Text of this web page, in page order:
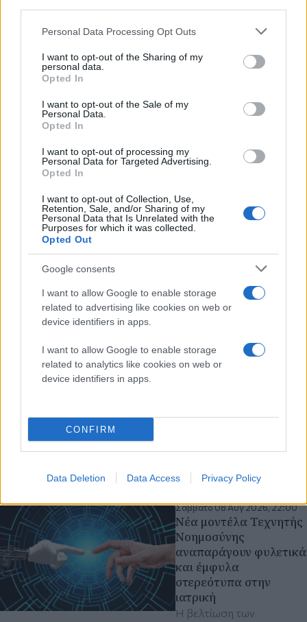
Please note that this website/app uses one or more Google
not limited to your visit or usage behaviour. You may click to
grant or deny consent to Google and its third-party tags to
use your data for below specified purposes in below Google
consent section.
Personal Data Processing Opt Outs
I want to opt-out of the Sharing of my
personal data.
Opted In
I want to opt-out of the Sale of my
Personal Data.
Opted In
I want to opt-out of processing my
Personal Data for Targeted Advertising.
Opted In
I want to opt-out of Collection, Use,
Retention, Sale, and/or Sharing of my
Personal Data that Is Unrelated with the
Purposes for which it was collected.
Opted Out
Google consents
I want to allow Google to enable storage
related to advertising like cookies on web or
device identifiers in apps.
I want to allow Google to enable storage
related to analytics like cookies on web or
device identifiers in apps.
CONFIRM
Data Deletion Data Access Privacy Policy
στρατοδικείο για τους
Παλαιστίνιους που
συμμετείχαν στην
επίθεση της Χαμάς -
Απειλή θανατικής
Η ημέρα εκείνη ήταν η πιο
φονική στην ιστορία του
επίθεση εναντίον εβραίων
μετά το Ολοκαύτωμα.
σκοτώθηκαν, κυρίως
άμαχοι, ενώ η Χαμάς
απήγαγε 251 ανθρώπους
Τουρκία: Ζητά από
Ρωσία και Ουκρανία
επιθέσεις σε πλοία στη
Μαύρη Θάλασσα
επιθέσεις με μη
επανδρωμένα αεροσκάφη
Σάββατο 08 Αυγ 2026, 22:00
Νέα μοντέλα Τεχνητής
Νοημοσύνης
αναπαράγουν φυλετικά
και έμφυλα
στερεότυπα στην
ιατρική
Η βελτίωση των